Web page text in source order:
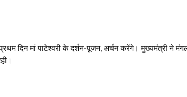
दिन मां पाटेश्वरी के दर्शन-पूजन, अर्चन करेंगे। मुख्यमंत्री ने